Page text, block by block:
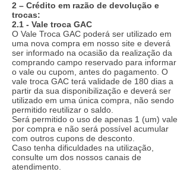
2 – Crédito em razão de devolução e
trocas:
2.1 - Vale troca GAC
O Vale Troca GAC poderá ser utilizado em
uma nova compra em nosso site e deverá
ser informado na ocasião da realização da
comprando campo reservado para informar
o vale ou cupom, antes do pagamento. O
vale troca GAC terá validade de 180 dias a
partir da sua disponibilização e deverá ser
utilizado em uma única compra, não sendo
permitido reutilizar o saldo.
Será permitido o uso de apenas 1 (um) vale
por compra e não será possível acumular
com outros cupons de desconto.
Caso tenha dificuldades na utilização,
consulte um dos nossos canais de
atendimento.